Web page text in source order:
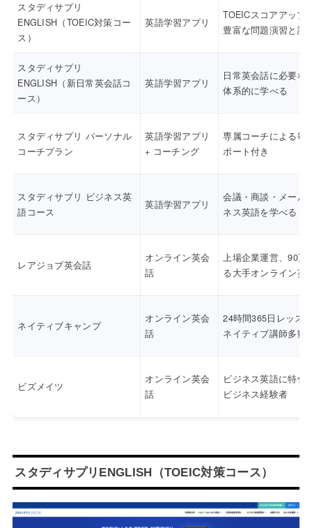
スタディサプリ
ENGLISH（TOEIC対策コー
ス）
英語学習アプリ
TOEICスコアアップ
豊富な問題演習と講
スタディサプリ
ENGLISH（新日常英会話コ
ース）
英語学習アプリ
日常英会話に必要な
体系的に学べる
スタディサプリ パーソナル
コーチプラン
英語学習アプリ
+ コーチング
専属コーチによる毎
ポート付き
スタディサプリ ビジネス英
語コース
英語学習アプリ
会議・商談・メール
ネス英語を学べる
レアジョブ英会話
オンライン英会
話
上場企業運営、90万
る大手オンライン英
ネイティブキャンプ
オンライン英会
話
24時間365日レッス
ネイティブ講師多数
ビズメイツ
オンライン英会
話
ビジネス英語に特化
ビジネス経験者
スタディサプリENGLISH（TOEIC対策コース）